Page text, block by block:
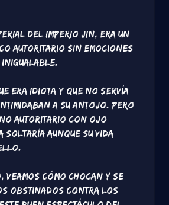
del Imperio Jin, era un
autoritario sin emociones
era idiota y que no servía
a su antojo. Pero
autoritario con ojo
soltaría aunque su vida
veamos cómo chocan y se
obstinados contra los